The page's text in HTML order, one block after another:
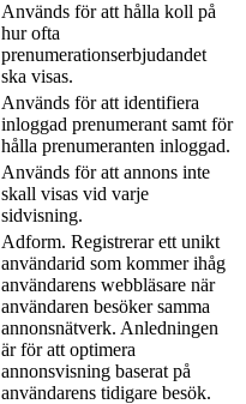
Används för att hålla koll på
hur ofta
prenumerationserbjudandet
ska visas.
Används för att identifiera
inloggad prenumerant samt för
hålla prenumeranten inloggad.
Används för att annons inte
skall visas vid varje
sidvisning.
Adform. Registrerar ett unikt
användarid som kommer ihåg
användarens webbläsare när
användaren besöker samma
annonsnätverk. Anledningen
är för att optimera
annonsvisning baserat på
användarens tidigare besök.